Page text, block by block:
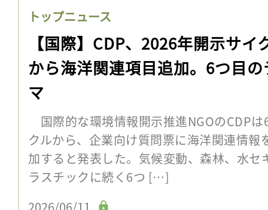
トップニュース
【国際】CDP、2026年開示サイ
から海洋関連項目追加。6つ目の
マ
国際的な環境情報開示推進NGOのCDP
クルから、企業向け質問票に海洋関連情報
加すると発表した。気候変動、森林、水セ
ラスチックに続く6つ […]